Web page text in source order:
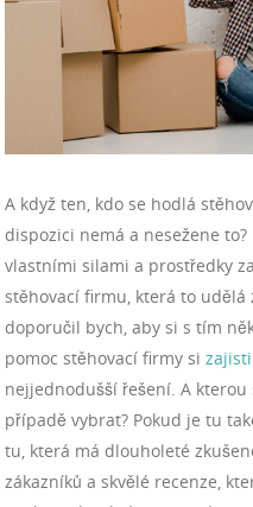
A když ten, kdo se hodlá
dispozici nemá a nesežene
vlastními silami a prostředky
stěhovací firmu, která to udělá
doporučil bych, aby si s tím
pomoc stěhovací firmy si
nejjednodušší řešení. A kterou
případě vybrat? Pokud je tu
tu, která má dlouholeté
zákazníků a skvělé recenze,